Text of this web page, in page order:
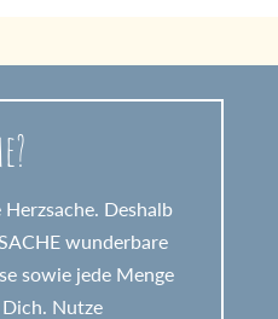
Deshalb
wunderbare
sowie jede Menge
Nutze